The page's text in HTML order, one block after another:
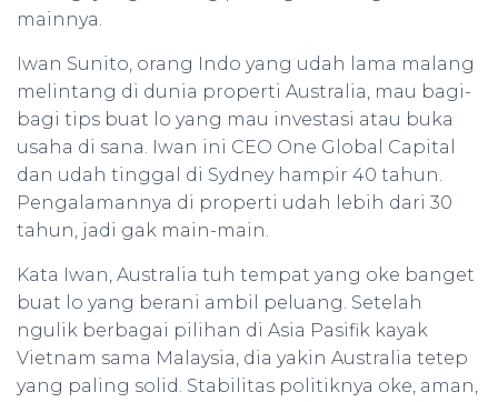
mainnya.
Iwan Sunito, orang Indo yang udah lama malang
melintang di dunia properti Australia, mau bagi-
bagi tips buat lo yang mau investasi atau buka
usaha di sana. Iwan ini CEO One Global Capital
dan udah tinggal di Sydney hampir 40 tahun.
Pengalamannya di properti udah lebih dari 30
tahun, jadi gak main-main.
Kata Iwan, Australia tuh tempat yang oke banget
buat lo yang berani ambil peluang. Setelah
ngulik berbagai pilihan di Asia Pasifik kayak
Vietnam sama Malaysia, dia yakin Australia tetep
yang paling solid. Stabilitas politiknya oke, aman,